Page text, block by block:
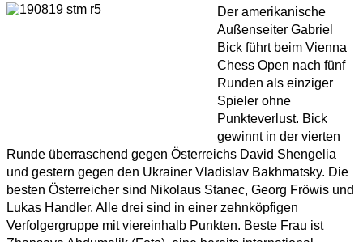
Der amerikanische
Außenseiter Gabriel
Bick führt beim Vienna
Chess Open nach fünf
Runden als einziger
Spieler ohne
Punkteverlust. Bick
gewinnt in der vierten
Runde überraschend gegen Österreichs David Shengelia
und gestern gegen den Ukrainer Vladislav Bakhmatsky. Die
besten Österreicher sind Nikolaus Stanec, Georg Fröwis und
Lukas Handler. Alle drei sind in einer zehnköpfigen
Verfolgergruppe mit viereinhalb Punkten. Beste Frau ist